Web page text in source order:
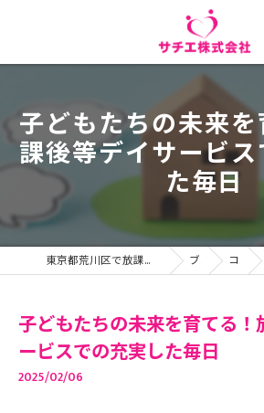
子どもたちの未来
課後等デイサービ
た毎日
東京都荒川区で放課後等デイサービスの求人ならサチエ株式会社 ブログ コラム
子どもたちの未来を育てる！
ービスでの充実した毎日
2025/02/06